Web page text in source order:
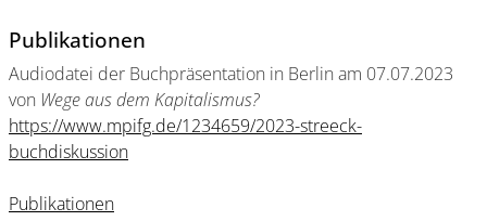
Publikationen
Audiodatei der Buchpräsentation in Berlin am 07.07.2023
von Wege aus dem Kapitalismus?
https://www.mpifg.de/1234659/2023-streeck-
buchdiskussion
Publikationen